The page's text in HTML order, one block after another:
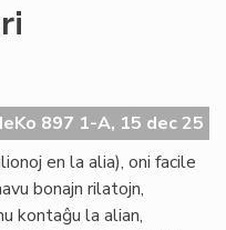
897 1-A, 15 dec 25
en la alia), oni facile
bonajn rilatojn,
kontaĝu la alian,